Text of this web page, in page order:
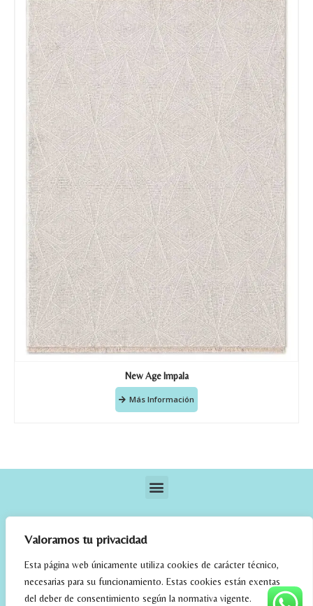
Valoramos tu privacidad
Esta página web únicamente utiliza cookies de carácter técnico,
necesarias para su funcionamiento. Estas cookies están exentas
del deber de consentimiento según la normativa vigente.
New Age Impala
Más Información
elrincondefehmi.com © 2023. Designed By W Media